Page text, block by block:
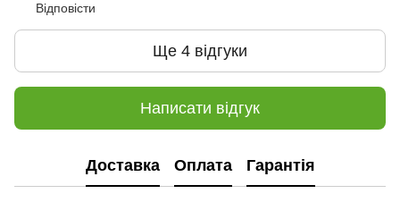
Відповісти
Ще 4 відгуки
Написати відгук
Доставка Оплата Гарантія